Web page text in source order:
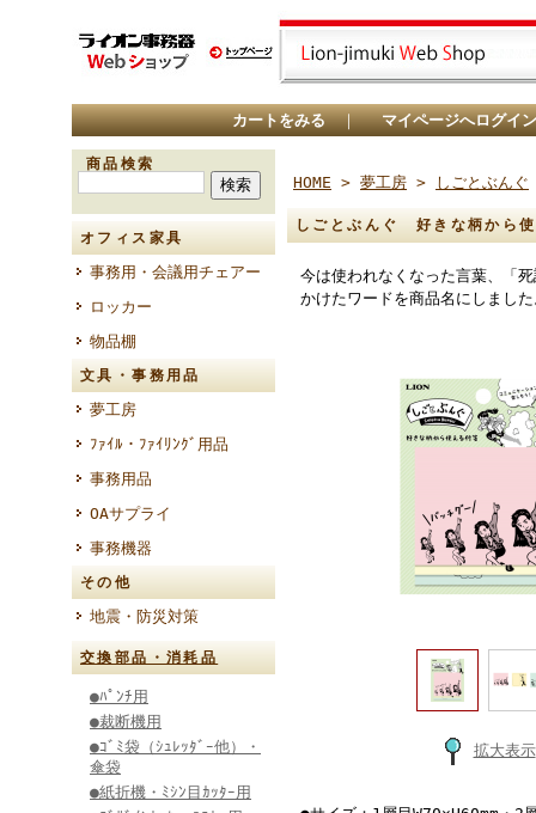
カートをみる ｜ マイページへログイン
商品検索
オフィス家具
事務用・会議用チェアー
ロッカー
物品棚
文具・事務用品
夢工房
ﾌｧｲﾙ・ﾌｧｲﾘﾝｸﾞ用品
事務用品
OAサプライ
事務機器
その他
地震・防災対策
交換部品・消耗品
●ﾊﾟﾝﾁ用
●裁断機用
●ｺﾞﾐ袋（ｼｭﾚｯﾀﾞｰ他）・
傘袋
●紙折機・ﾐｼﾝ目ｶｯﾀｰ用
HOME > 夢工房 > しごとぶんぐ
しごとぶんぐ 好きな柄か
今は使われなくなった言葉、「
かけたワードを商品名にしまし
拡大表示